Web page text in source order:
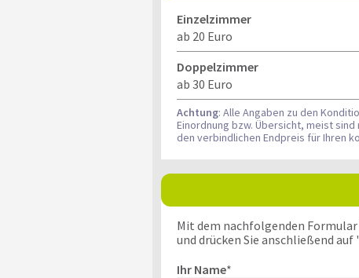
Einzelzimmer
ab 20 Euro
Doppelzimmer
ab 30 Euro
Achtung: Alle Angaben zu den
Einordnung bzw. Übersicht, meist
den verbindlichen Endpreis für Ihren
Mit dem nachfolgenden
und drücken Sie anschließend
Ihr Name*